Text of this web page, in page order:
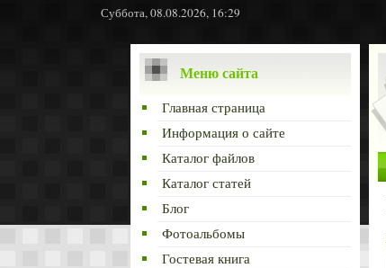
Суббота, 08.08.2026, 16:29
Меню сайта
Главная страница
Информация о сайте
Каталог файлов
Каталог статей
Блог
Фотоальбомы
Гостевая книга